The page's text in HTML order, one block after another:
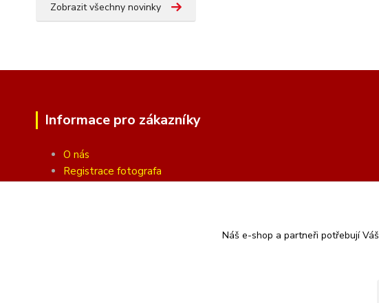
Zobrazit všechny novinky
Informace pro zákazníky
O nás
Registrace fotografa
Náš e-shop a partneři potřebují Váš